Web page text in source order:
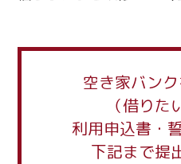
空き家バン
（借りた
利用申込書・
下記まで提